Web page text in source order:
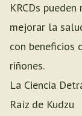
KRCDs
mejorar la
con beneficios
riñones.
La Ciencia
Raíz de Kudzu